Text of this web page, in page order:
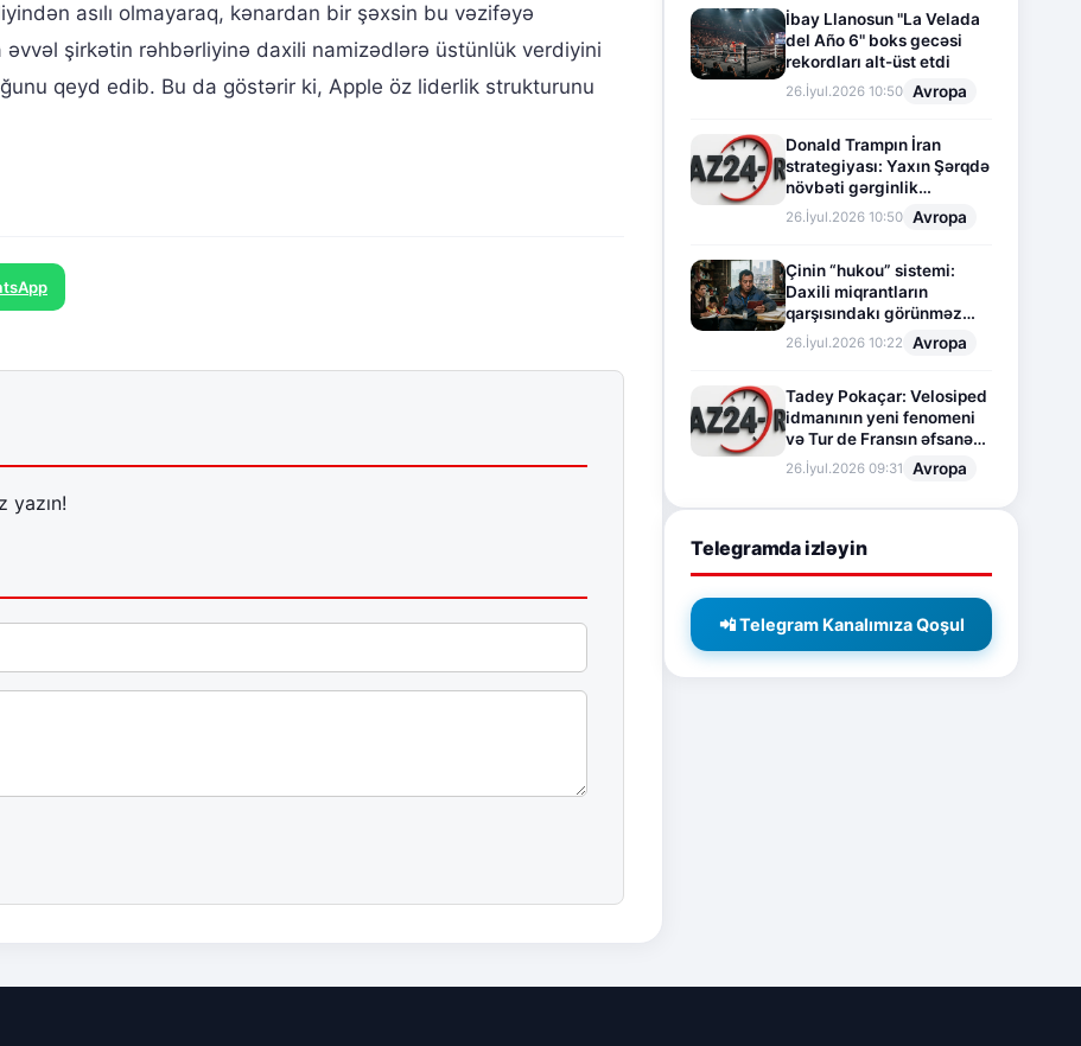
asılı olmayaraq, kənardan bir şəxsin bu vəzifəyə
əvvəl şirkətin rəhbərliyinə daxili namizədlərə üstünlük verdiyini
qeyd edib. Bu da göstərir ki, Apple öz liderlik strukturunu
yazın!
İbay Llanosun "La Velada
del Año 6" boks gecəsi
rekordları alt-üst etdi
26.İyul.2026 10:50 Avropa
Donald Trampın İran
strategiyası: Yaxın Şərqdə
növbəti gərginlik
mərhələsi
26.İyul.2026 10:50 Avropa
Çinin “hukou” sistemi:
Daxili miqrantların
qarşısındakı görünməz
sədd
26.İyul.2026 10:22 Avropa
Tadey Pokaçar: Velosiped
idmanının yeni fenomeni
və Tur de Fransın əfsanəvi
səhifəsi
26.İyul.2026 09:31 Avropa
Telegramda izləyin
📲 Telegram Kanalımıza Qoşul